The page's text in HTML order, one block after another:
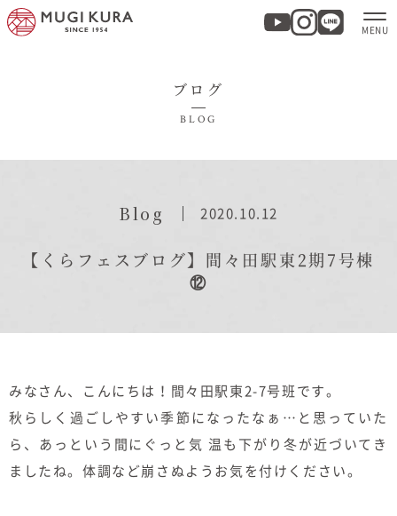
商品紹介
むぎくらについて
ブログ
BLOG
Blog 2020.10.12
【くらフェスブログ】間々田駅東2期7号棟
⑫
みなさん、こんにちは！間々田駅東2-7号班です。
秋らしく過ごしやすい季節になったなぁ…と思っていた
ら、あっという間にぐっと気 温も下がり冬が近づいてき
ましたね。体調など崩さぬようお気を付けください。